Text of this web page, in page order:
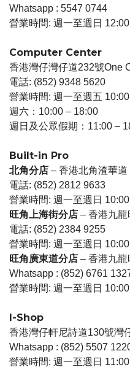
Whatsapp : 5547 0744
營業時間: 週一至週日
Computer Center
香港灣仔灣仔道232號One
電話: (852) 9348 5620
營業時間: 週一至週五
週六：10:00 – 18:00
週日及公眾假期：11:00 –
Built-in Pro
北角分店 – 香港北角渣華
電話: (852) 2812 9633
營業時間: 週一至週日
旺角上海街分店 – 香港九
電話: (852) 2384 9255
營業時間: 週一至週日
旺角廣東道分店 – 香港九
Whatsapp : (852) 6761
營業時間: 週一至週日
I-Shop
香港灣仔軒尼詩道130號灣
Whatsapp : (852) 5507
營業時間: 週一至週日